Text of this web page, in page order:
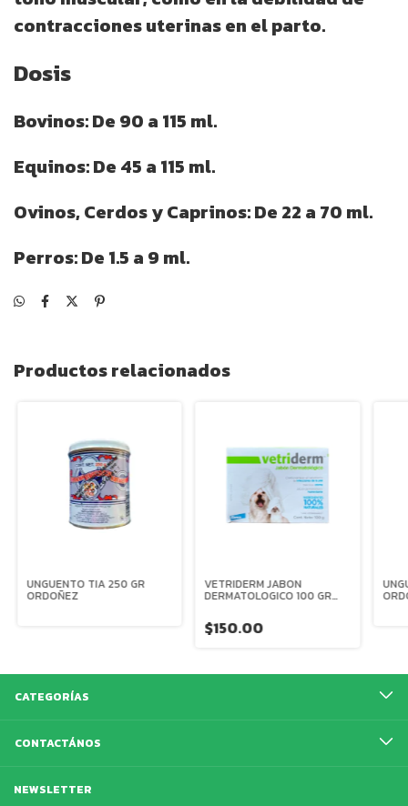
contracciones uterinas en el parto.
Dosis
Bovinos: De 90 a 115 ml.
Equinos: De 45 a 115 ml.
Ovinos, Cerdos y Caprinos: De 22 a 70 ml.
Perros: De 1.5 a 9 ml.
Productos relacionados
UNGUENTO TIA 250 GR
ORDOÑEZ
VETRIDERM JABON
DERMATOLOGICO 100 GR
$150.00
CATEGORÍAS
CONTACTÁNOS
NEWSLETTER